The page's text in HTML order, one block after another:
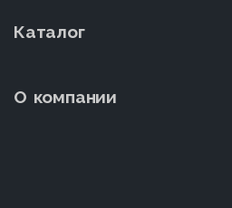
Каталог
О компании